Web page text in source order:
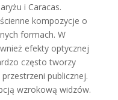
i Caracas.
kompozycje o
formach. W
efekty optycznej
często tworzy
publicznej.
wzrokową widzów.